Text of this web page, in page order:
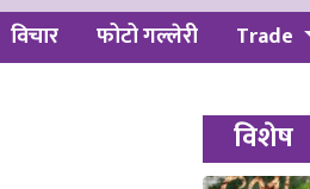
विचार फोटो गल्लेरी Trade
विशेष